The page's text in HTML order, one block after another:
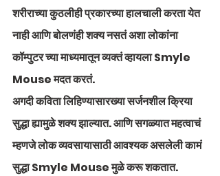
शरीराच्या कुठलीही प्रकारच्या हालचाली करता येत
नाही आणि बोलणंही शक्य नसतं अशा लोकांना
कॉम्पुटर च्या माध्यमातून व्यक्तं व्हायला Smyle
Mouse मदत करतं.
अगदी कविता लिहिण्यासारख्या सर्जनशील क्रिया
सुद्धा ह्यामुळे शक्य झाल्यात. आणि सगळ्यात महत्वाचं
म्हणजे लोक व्यवसायासाठी आवश्यक असलेली कामं
सुद्धा Smyle Mouse मुळे करू शकतात.